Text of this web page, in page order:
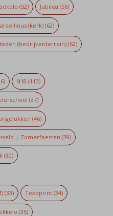
(52) Jubilea (56)
(kerk)(62)
(bedrijventerrein)(62)
N18 (113)
(37)
(46)
| Zomerfeesten (39)
(80)
(33) Texoprint (34)
(35)